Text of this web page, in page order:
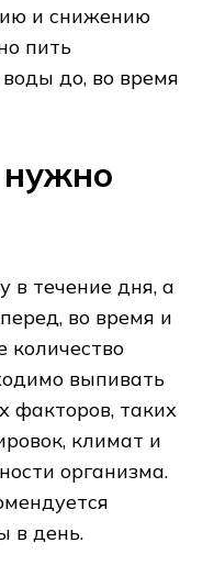
и снижению
пить
до, во время
в течение дня, а
во время и
количество
выпивать
факторов, таких
климат и
организма.
в день.